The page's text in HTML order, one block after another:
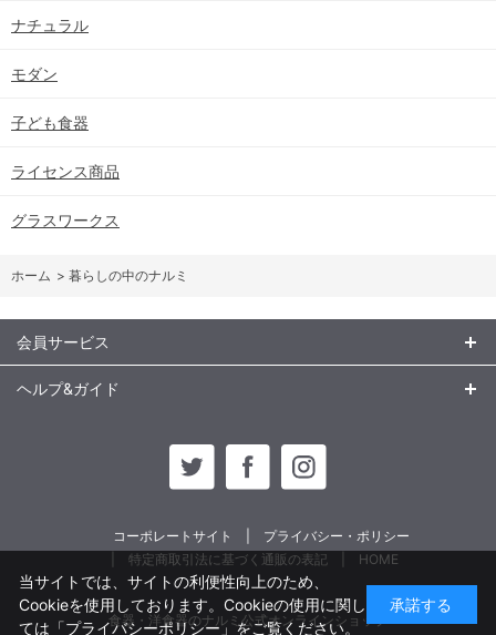
ナチュラル
モダン
子ども食器
ライセンス商品
グラスワークス
ホーム > 暮らしの中のナルミ
会員サービス
ヘルプ&ガイド
コーポレートサイト
プライバシー・ポリシー
特定商取引法に基づく通販の表記
HOME
食器・洋食器のナルミ公式オンラインショップ
当サイトでは、サイトの利便性向上のため、
Cookieを使用しております。Cookieの使用に関し
ては 「プライバシーポリシー」をご覧ください。
承諾する